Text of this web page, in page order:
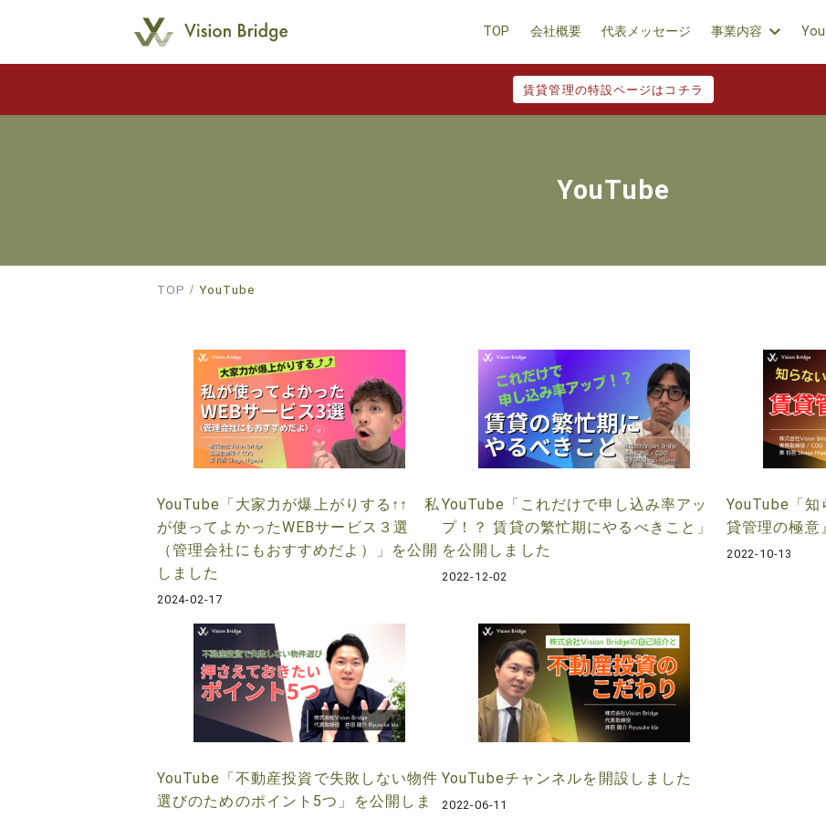
TOP 会社概要 代表メッセージ 事業内容
賃貸管理の特設ページはコチラ
YouTube
TOP YouTube
YouTube「大家力が爆上がりする↑↑ 私
が使ってよかったWEBサービス３選
（管理会社にもおすすめだよ）」を公開
しました
2024-02-17
YouTube「これだけで申し込み率アッ
プ！？ 賃貸の繁忙期にやるべきこと」
を公開しました
2022-12-02
YouTube「知
貸管理の極意
2022-10-13
YouTube「不動産投資で失敗しない物件
選びのためのポイント5つ」を公開しま
YouTubeチャンネルを開設しました
2022-06-11